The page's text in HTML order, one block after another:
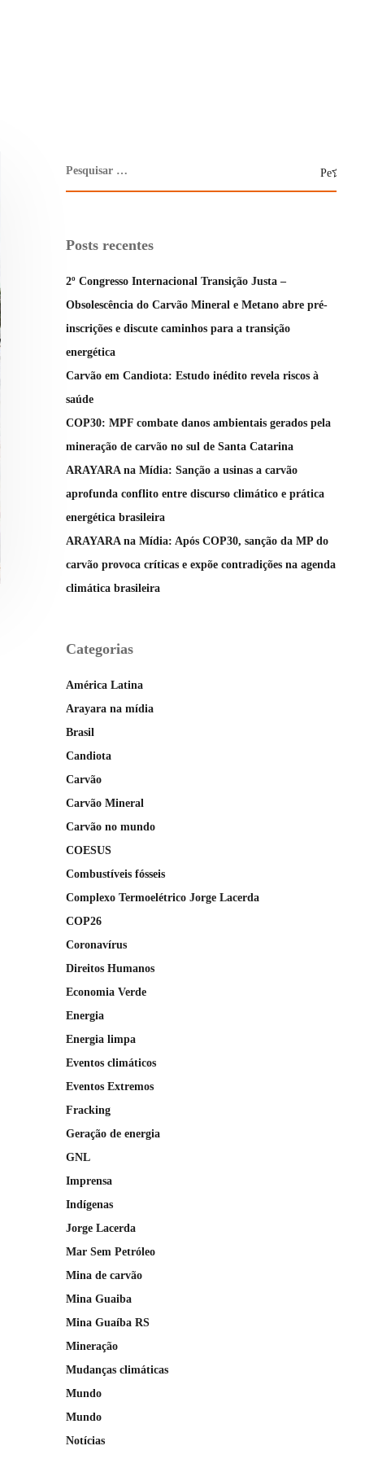
Posts recentes
2º Congresso Internacional Transição Justa –
Obsolescência do Carvão Mineral e Metano abre pré-
inscrições e discute caminhos para a transição
energética
Carvão em Candiota: Estudo inédito revela riscos à
saúde
COP30: MPF combate danos ambientais gerados pela
mineração de carvão no sul de Santa Catarina
ARAYARA na Mídia: Sanção a usinas a carvão
aprofunda conflito entre discurso climático e prática
energética brasileira
ARAYARA na Mídia: Após COP30, sanção da MP do
carvão provoca críticas e expõe contradições na agenda
climática brasileira
Categorias
América Latina
Arayara na mídia
Brasil
Candiota
Carvão
Carvão Mineral
Carvão no mundo
COESUS
Combustíveis fósseis
Complexo Termoelétrico Jorge Lacerda
COP26
Coronavírus
Direitos Humanos
Economia Verde
Energia
Energia limpa
Eventos climáticos
Eventos Extremos
Fracking
Geração de energia
GNL
Imprensa
Indígenas
Jorge Lacerda
Mar Sem Petróleo
Mina de carvão
Mina Guaiba
Mina Guaíba RS
Mineração
Mudanças climáticas
Mundo
Mundo
Notícias